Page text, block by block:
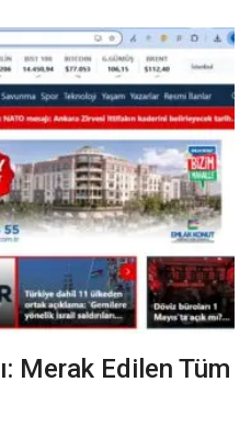
Merak Edilen Tüm